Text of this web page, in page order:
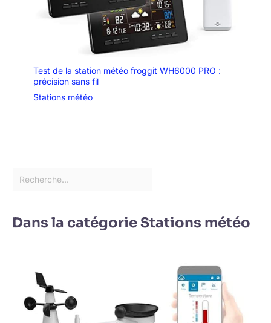
Test de la station météo froggit WH6000 PRO :
précision sans fil
Stations météo
Dans la catégorie Stations météo